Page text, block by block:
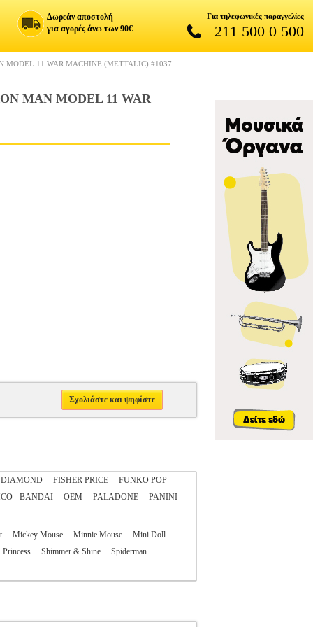
Δωρεάν αποστολή
για αγορές άνω των 90€
Για τηλεφωνικές παραγγελίες
211 500 0 500
MODEL 11 WAR MACHINE (METTALIC) #1037
MAN MODEL 11 WAR
Σχολιάστε και ψηφίστε
DIAMOND FISHER PRICE
FUNKO POP
- BANDAI OEM PALADONE
PANINI
Mickey Mouse Minnie Mouse
Mini Doll
Princess Shimmer & Shine
Spiderman